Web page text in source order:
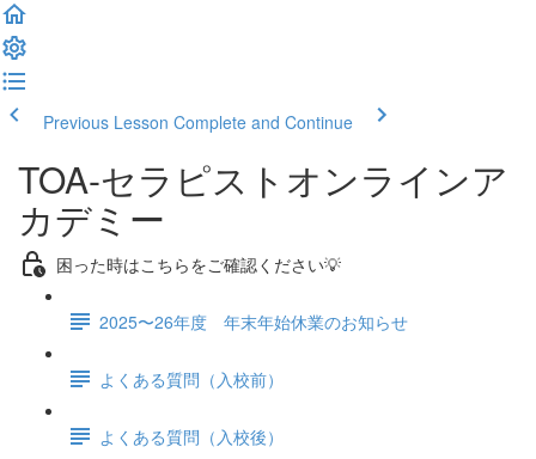
Previous Lesson Complete and Continue
TOA-セラピストオンラインア
カデミー
困った時はこちらをご確認ください💡
2025〜26年度 年末年始休業のお知らせ
よくある質問（入校前）
よくある質問（入校後）